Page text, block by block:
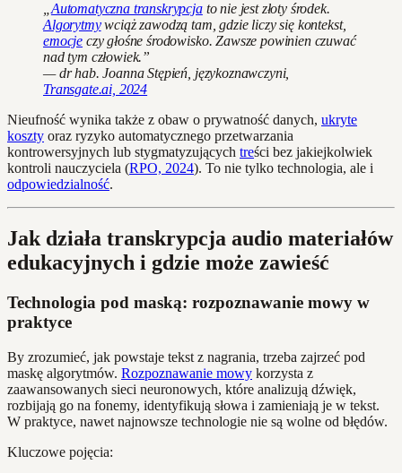
Automatyczna transkrypcjato nie jest złoty środek.
Algorytmywciąż zawodzą tam, gdzie liczy się kontekst,
emocje czy głośne środowisko. Zawsze powinien czuwać
nad tym człowiek.”
— dr hab. Joanna Stępień, językoznawczyni,
Transgate.ai, 2024
Nieufność wynika także z obaw o prywatność danych, ukryte
koszty oraz ryzyko automatycznego przetwarzania
kontrowersyjnych lub stygmatyzujących treści bez jakiejkolwiek
kontroli nauczyciela (RPO, 2024). To nie tylko technologia, ale i
odpowiedzialność.
Jak działa transkrypcja audio materiałów
edukacyjnych i gdzie może zawieść
Technologia pod maską: rozpoznawanie mowy w
praktyce
By zrozumieć, jak powstaje tekst z nagrania, trzeba zajrzeć pod
maskę algorytmów. Rozpoznawanie mowy korzysta z
zaawansowanych sieci neuronowych, które analizują dźwięk,
rozbijają go na fonemy, identyfikują słowa i zamieniają je w tekst.
W praktyce, nawet najnowsze technologie nie są wolne od błędów.
Kluczowe pojęcia: